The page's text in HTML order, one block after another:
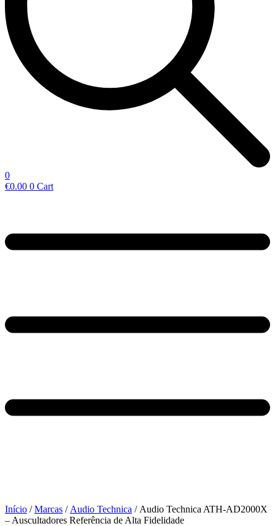
0
€0.00 0 Cart
Início /Marcas / Audio Technica / Audio Technica ATH-AD2000X
– Auscultadores Referência de Alta Fidelidade